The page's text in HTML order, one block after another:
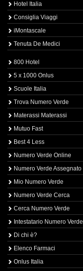
Hotel Italia
Consiglia Viaggi
iMontascale
Tenuta De Medici
800 Hotel
5 x 1000 Onlus
Scuole Italia
Trova Numero Verde
Materassi Materassi
Mutuo Fast
Best 4 Less
Numero Verde Online
Numero Verde Assegnato
Mio Numero Verde
Numero Verde Cerca
Cerca Numero Verde
Intestatario Numero Verde
Di chi è?
Elenco Farmaci
Onlus Italia